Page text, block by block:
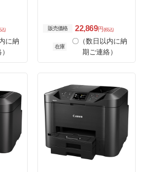
)
に納
販売価格 22,869円 (税込)
在庫
〇（数日以内に納
期ご連絡）